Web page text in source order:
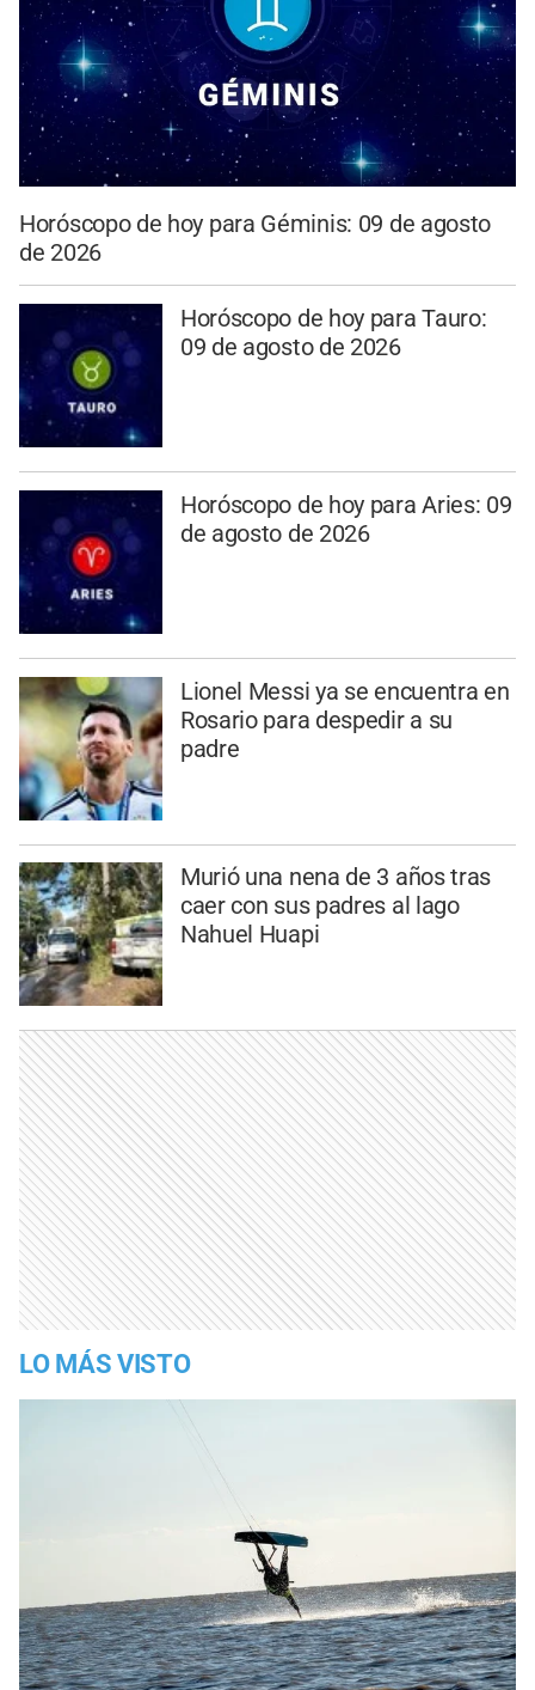
Horóscopo de hoy para Géminis: 09 de agosto
de 2026
Horóscopo de hoy para Tauro:
09 de agosto de 2026
Horóscopo de hoy para Aries: 09
de agosto de 2026
Lionel Messi ya se encuentra en
Rosario para despedir a su
padre
Murió una nena de 3 años tras
caer con sus padres al lago
Nahuel Huapi
LO MÁS VISTO